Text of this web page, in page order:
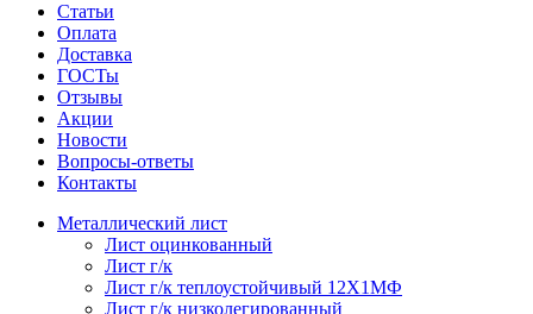
Статьи
Оплата
Доставка
ГОСТы
Отзывы
Акции
Новости
Вопросы-ответы
Контакты
Металлический лист
Лист оцинкованный
Лист г/к
Лист г/к теплоустойчивый 12Х1МФ
Лист г/к низколегированный